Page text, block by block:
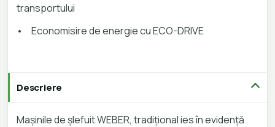
transportului
•
Economisire de energie cu ECO-DRIVE
Descriere
Mașinile de șlefuit WEBER, tradițional ies în evidență